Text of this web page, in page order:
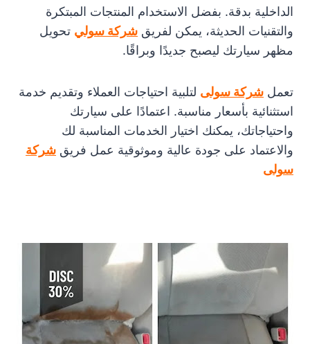
الداخلية بدقة. بفضل الاستخدام المنتجات المبتكرة
والتقنيات الحديثة، يمكن لفريق شركة سولي تحويل
مظهر سيارتك ليصبح جديدًا وبراقًا.
تعمل شركة سولى لتلبية احتياجات العملاء وتقديم خدمة
استثنائية بأسعار مناسبة. اعتمادًا على سيارتك
واحتياجاتك، يمكنك اختيار الخدمات المناسبة لك
والاعتماد على جودة عالية وموثوقية عمل فريق شركة
سولى